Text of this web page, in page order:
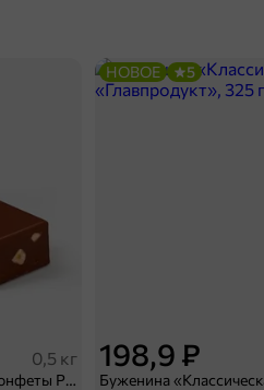
0,5 кг
«BabyFox», шоколадные конфеты Pralines Style фундук, арахис и молочный шоколад (упаковка 0,5 кг)
198,9 ₽
НОВОЕ 5